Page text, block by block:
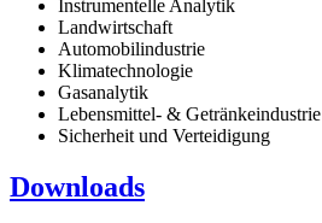
Instrumentelle Analytik
Landwirtschaft
Automobilindustrie
Klimatechnologie
Gasanalytik
Lebensmittel- & Getränkeindustrie
Sicherheit und Verteidigung
Downloads